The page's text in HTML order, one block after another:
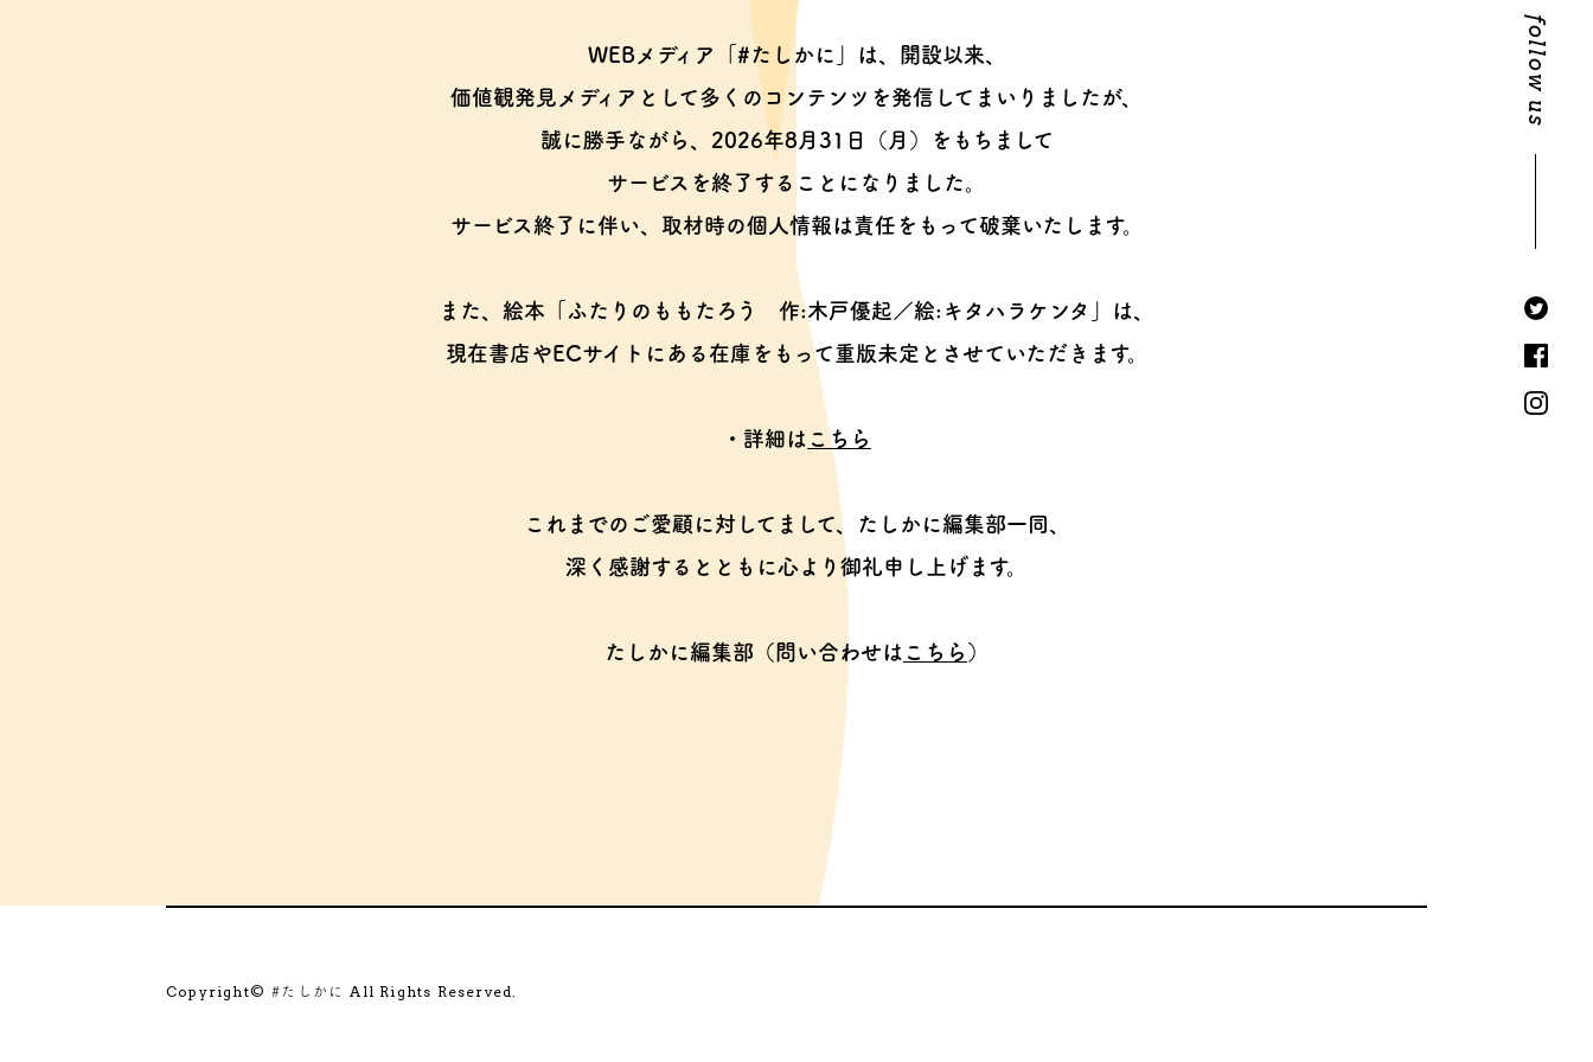
follow us
WEBメディア「#たしかに」は、開設以来、
価値観発見メディアとして多くのコンテンツを発信してまいりましたが、
誠に勝手ながら、2026年8月31日（月）をもちまして
サービスを終了することになりました。
サービス終了に伴い、取材時の個人情報は責任をもって破棄いたします。
また、絵本「ふたりのももたろう 作:木戸優起／絵:キタハラケンタ」は、
現在書店やECサイトにある在庫をもって重版未定とさせていただきます。
・詳細は こちら
これまでのご愛顧に対してまして、
たしかに編集部一同、
深く感謝するとともに心より御礼申し上げます。
たしかに編集部（問い合わせは こちら ）
Copyright© #たしかに All Rights Reserved.